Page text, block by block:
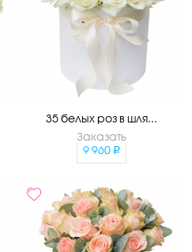
35 белых роз в шля...
Заказать
9 960